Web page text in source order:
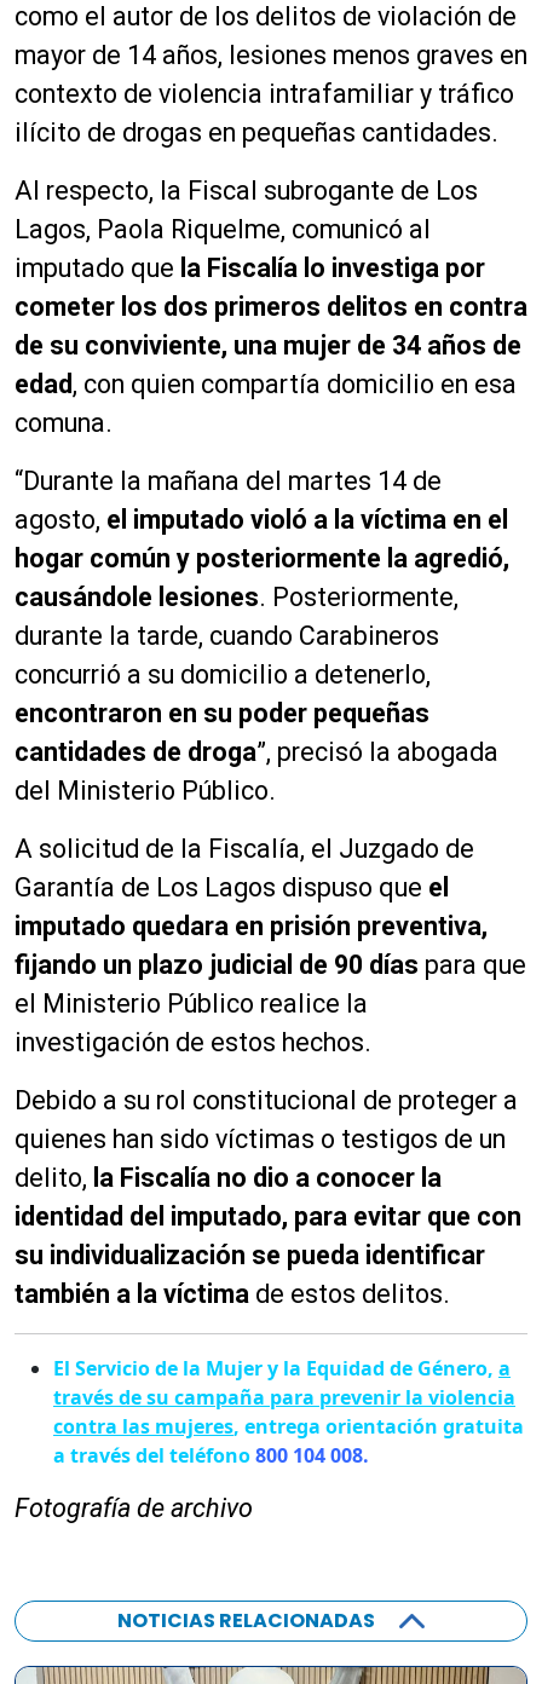
como el autor de los delitos de violación de
mayor de 14 años, lesiones menos graves en
contexto de violencia intrafamiliar y tráfico
ilícito de drogas en pequeñas cantidades.
Al respecto, la Fiscal subrogante de Los
Lagos, Paola Riquelme, comunicó al
imputado que la Fiscalía lo investiga por
cometer los dos primeros delitos en contra
de su conviviente, una mujer de 34 años de
edad, con quien compartía domicilio en esa
comuna.
“Durante la mañana del martes 14 de
agosto, el imputado violó a la víctima en el
hogar común y posteriormente la agredió,
causándole lesiones. Posteriormente,
durante la tarde, cuando Carabineros
concurrió a su domicilio a detenerlo,
encontraron en su poder pequeñas
cantidades de droga”, precisó la abogada
del Ministerio Público.
A solicitud de la Fiscalía, el Juzgado de
Garantía de Los Lagos dispuso que el
imputado quedara en prisión preventiva,
fijando un plazo judicial de 90 días para que
el Ministerio Público realice la
investigación de estos hechos.
Debido a su rol constitucional de proteger a
quienes han sido víctimas o testigos de un
delito, la Fiscalía no dio a conocer la
identidad del imputado, para evitar que con
su individualización se pueda identificar
también a la víctima de estos delitos.
El Servicio de la Mujer y la Equidad de Género, a
través de su campaña para prevenir la violencia
contra las mujeres, entrega orientación gratuita
a través del teléfono800 104 008.
Fotografía de archivo
NOTICIAS RELACIONADAS